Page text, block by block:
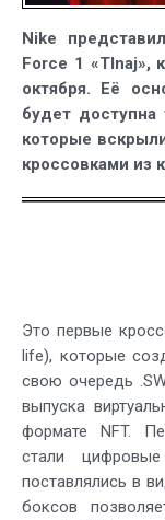
Nike
Force 1 «TInaj»,
октября. Её
будет доступна
которые
кроссовками из
Это первые
life), которые
свою очередь
выпуска
формате NFT.
стали
поставлялись в
боксов